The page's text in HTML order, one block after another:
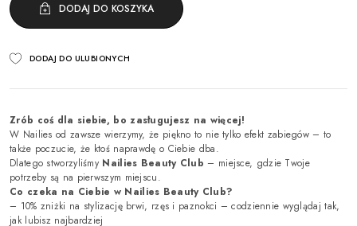
DODAJ DO KOSZYKA
DODAJ DO ULUBIONYCH
Zrób coś dla siebie, bo zasługujesz na więcej!
W Nailies od zawsze wierzymy, że piękno to nie tylko efekt zabiegów – to
także poczucie, że ktoś naprawdę o Ciebie dba.
Dlatego stworzyliśmy Nailies Beauty Club – miejsce, gdzie Twoje
potrzeby są na pierwszym miejscu.
Co czeka na Ciebie w Nailies Beauty Club?
– 10% zniżki na stylizację brwi, rzęs i paznokci – codziennie wyglądaj tak,
jak lubisz najbardziej